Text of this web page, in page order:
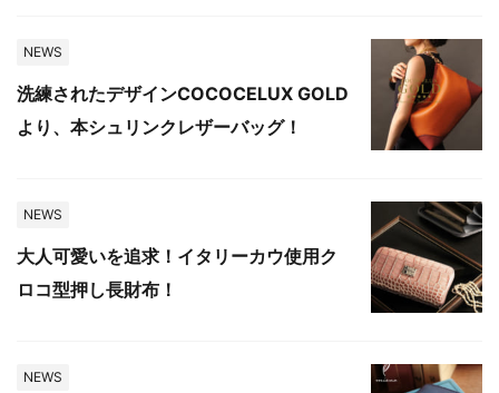
NEWS
洗練されたデザインCOCOCELUX GOLD
より、本シュリンクレザーバッグ！
NEWS
大人可愛いを追求！イタリーカウ使用ク
ロコ型押し長財布！
NEWS